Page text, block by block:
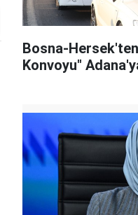
Bosna-
Konvoyu"